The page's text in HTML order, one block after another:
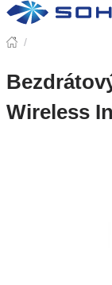
/
Wireless